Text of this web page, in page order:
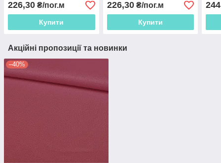
226,30 ₴/пог.м
Купити
226,30₴/пог.м
Купити
Акційні пропозиції та новинки
–40%